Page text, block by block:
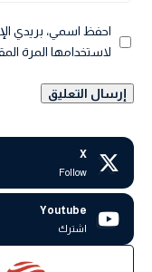
احفظ اسمي، بريدي
لاستخدامها المرة
X
Follow
Youtube
اشترك